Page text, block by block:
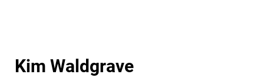
Kim Waldgrave